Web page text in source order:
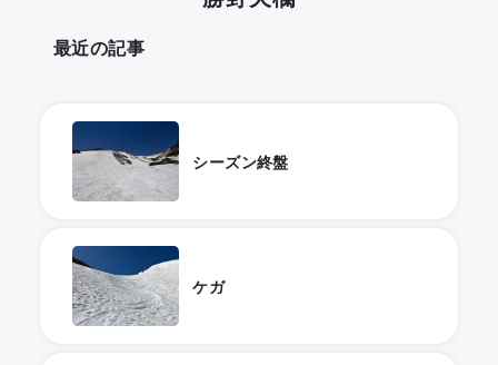
最近の記事
シーズン終盤
ケガ